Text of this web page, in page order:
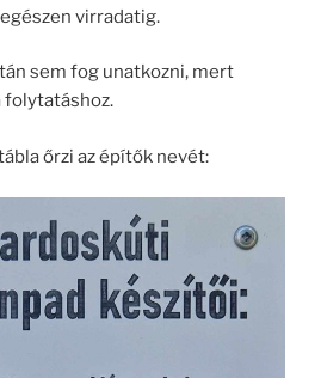
virradatig.
sem fog unatkozni, mert
folytatáshoz.
őrzi az építők nevét: